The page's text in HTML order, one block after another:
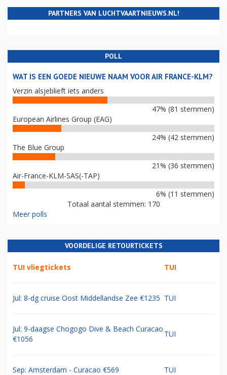
PARTNERS VAN LUCHTVAARTNIEUWS.NL!
POLL
WAT IS EEN GOEDE NIEUWE NAAM VOOR AIR FRANCE-KLM?
Verzin alsjeblieft iets anders
47% (81 stemmen)
European Airlines Group (EAG)
24% (42 stemmen)
The Blue Group
21% (36 stemmen)
Air-France-KLM-SAS(-TAP)
6% (11 stemmen)
Totaal aantal stemmen: 170
Meer polls
VOORDELIGE RETOURTICKETS
TUI vliegtickets TUI
Jul: 8-dg cruise Oost Middellandse Zee €1235 TUI
Jul: 9-daagse Chogogo Dive & Beach Curacao
€1056
TUI
Sep: Amsterdam - Curacao €569 TUI